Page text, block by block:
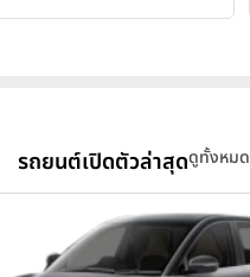
รถยนต์เปิดตัวล่าสุดดูทั้งหมด